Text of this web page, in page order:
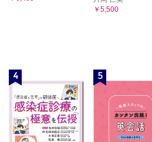
￥5,500
4 5